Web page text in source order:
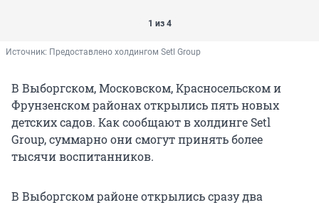
1 из 4
Источник: Предоставлено холдингом Setl Group
В Выборгском, Московском, Красносельском и
Фрунзенском районах открылись пять новых
детских садов. Как сообщают в холдинге Setl
Group, суммарно они смогут принять более
тысячи воспитанников.
В Выборгском районе открылись сразу два